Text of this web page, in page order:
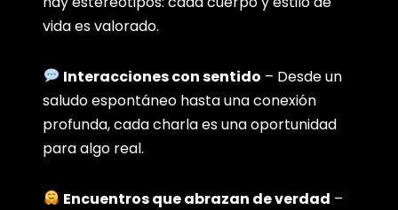
vida es valorado.
Interacciones con sentido – Desde un
saludo espontáneo hasta una conexión
profunda, cada charla es una oportunidad
para algo real.
Encuentros que abrazan de verdad –